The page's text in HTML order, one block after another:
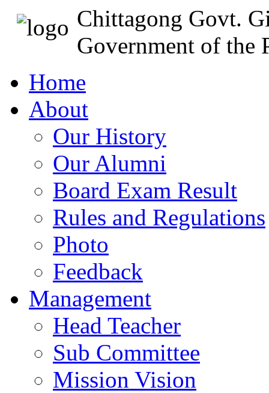
Chittagong Govt.
Government of the
Home
About
Our History
Our Alumni
Board Exam Result
Rules and Regulations
Photo
Feedback
Management
Head Teacher
Sub Committee
Mission Vision